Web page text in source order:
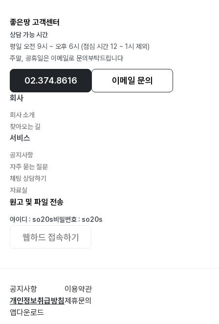
좋은땅 고객센터
상담 가능 시간
평일 오전 9시 ~ 오후 6시 (점심 시간 12 ~ 1시 제외)
주말, 공휴일은 이메일로 문의부탁드립니다
02.374.8616 이메일 문의
회사
회사 소개
찾아오는 길
서비스
공지사항
자주 묻는 질문
채팅 상담하기
자료실
원고 및 파일 전송
아이디 : so20s비밀번호 : so20s
웹하드 접속하기
공지사항
개인정보취급방침
앱다운로드
이용약관
제휴문의